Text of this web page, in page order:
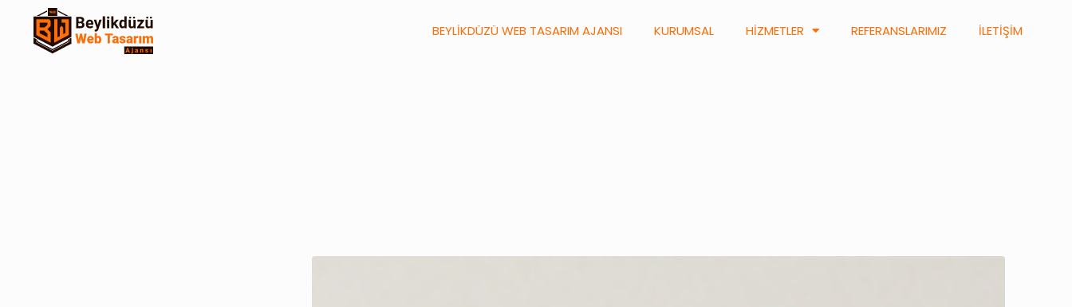
BEYLİKDÜZÜ WEB TASARIM AJANSI KURUMSAL HİZMETLER REFERANSLARIMIZ İLETİŞİM